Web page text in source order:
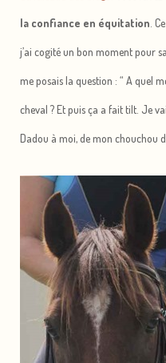
la confiance en équitation .
j’ai cogité un bon moment pour
me posais la question : “ A quel
cheval ? Et puis ça a fait tilt. Je
Dadou à moi, de mon chouchou